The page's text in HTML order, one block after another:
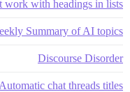
work with headings in lists
Summary of AI topics
Discourse Disorder
chat threads titles